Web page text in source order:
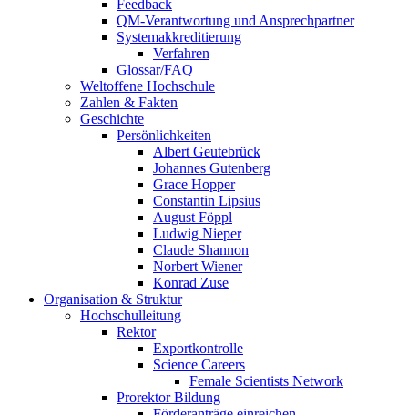
Feedback
QM-Verantwortung und Ansprechpartner
Systemakkreditierung
Verfahren
Glossar/FAQ
Weltoffene Hochschule
Zahlen & Fakten
Geschichte
Persönlichkeiten
Albert Geutebrück
Johannes Gutenberg
Grace Hopper
Constantin Lipsius
August Föppl
Ludwig Nieper
Claude Shannon
Norbert Wiener
Konrad Zuse
Organisation & Struktur
Hochschulleitung
Rektor
Exportkontrolle
Science Careers
Female Scientists Network
Prorektor Bildung